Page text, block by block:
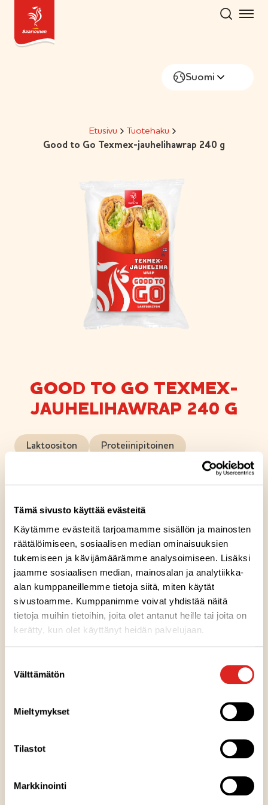
Tämä sivusto käyttää evästeitä
Käytämme evästeitä tarjoamamme sisällön ja mainosten
räätälöimiseen, sosiaalisen median ominaisuuksien
tukemiseen ja kävijämäärämme analysoimiseen. Lisäksi
jaamme sosiaalisen median, mainosalan ja analytiikka-
alan kumppaneillemme tietoja siitä, miten käytät
sivustoamme. Kumppanimme voivat yhdistää näitä
tietoja muihin tietoihin, joita olet antanut heille tai joita on
kerätty, kun olet käyttänyt heidän palvelujaan.
valinta
Välttämätön
Mieltymykset
Tilastot
Markkinointi
Hyppää
sisältöön
Suomi
Etusivu
Tuotehaku
Good to Go Texmex-jauhelihawrap 240 g
GOOD TO GO TEXMEX-
JAUHELIHAWRAP 240 G
Laktoositon Proteiinipitoinen
mausteisella Tex Mex -levitteellä. Maukkaan
levitteen päälle lisäsimme naudan jauhelihaa,
cheddarjuustoa, rapeaa salaattia sekä taco-
lastumurua. Kääräisimme herkullisen kokonaisuuden
sinulle heti nautittavaksi.
Säilytysohje
Valmistuspaikka